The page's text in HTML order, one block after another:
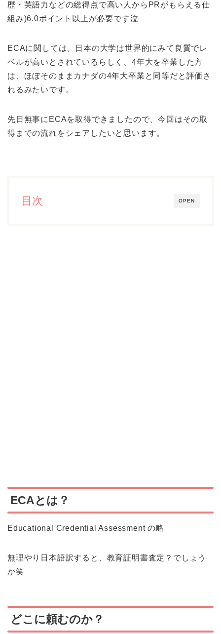
歴・英語力などの総得点で高い人からPRがもらえる仕
組み)6.0ポイント以上が必要です泣
ECAに関しては、日本の大学は世界的にみて良質でレ
ベルが高いとされているらしく、4年大を卒業した方
は、ほぼそのままカナダの4年大卒業と同等だと評価さ
れるみたいです。
先日無事にECAを取得できましたので、今回はその取
得までの流れをシェアしたいと思います。
OPEN
目次
ECAとは？
Educational Credential Assessment の略
無理やり日本語訳すると、教育証明書査定？でしょう
か笑
どこに頼むのか？